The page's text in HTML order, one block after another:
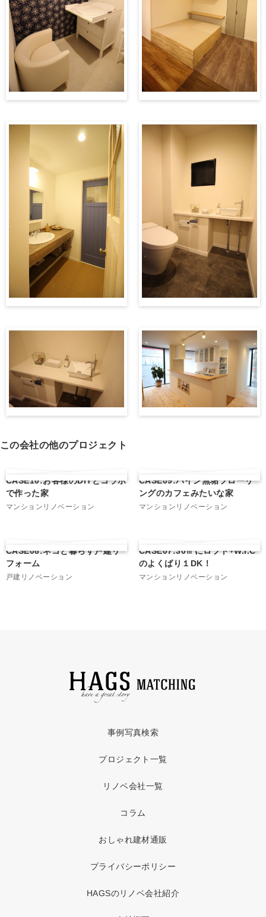
この会社の他のプロジェクト
CASE10:お客様のDIYとコラボ
で作った家
マンションリノベーション
CASE09:パイン無垢フローリ
ングのカフェみたいな家
マンションリノベーション
CASE08:ネコと暮らす戸建リ
フォーム
戸建リノベーション
CASE07:30㎡にロフト+W.I.C
のよくばり１DK！
マンションリノベーション
事例写真検索
プロジェクト一覧
リノベ会社一覧
コラム
おしゃれ建材通販
プライバシーポリシー
HAGSのリノベ会社紹介